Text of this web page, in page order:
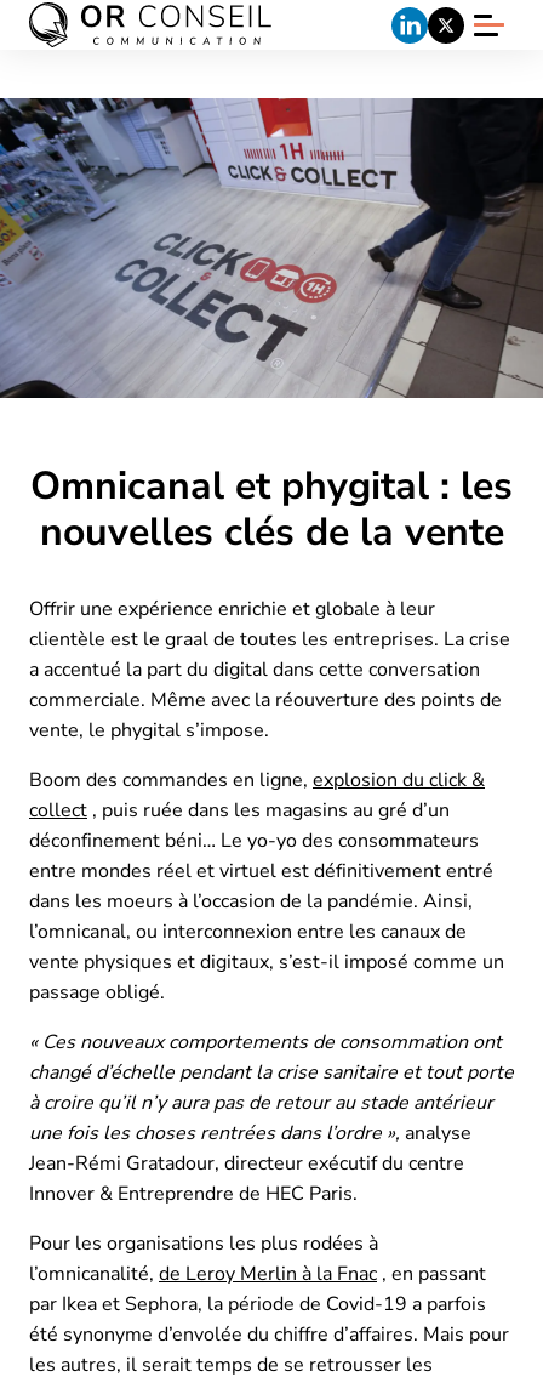
Omnicanal et phygital : les
nouvelles clés de la vente
Offrir une expérience enrichie et globale à leur
clientèle est le graal de toutes les entreprises. La crise
a accentué la part du digital dans cette conversation
commerciale. Même avec la réouverture des points de
vente, le phygital s’impose.
Boom des commandes en ligne, explosion du click &
collect , puis ruée dans les magasins au gré d’un
déconfinement béni… Le yo-yo des consommateurs
entre mondes réel et virtuel est définitivement entré
dans les moeurs à l’occasion de la pandémie. Ainsi,
l’omnicanal, ou interconnexion entre les canaux de
vente physiques et digitaux, s’est-il imposé comme un
passage obligé.
« Ces nouveaux comportements de consommation ont
changé d’échelle pendant la crise sanitaire et tout porte
à croire qu’il n’y aura pas de retour au stade antérieur
une fois les choses rentrées dans l’ordre », analyse
Jean-Rémi Gratadour, directeur exécutif du centre
Innover & Entreprendre de HEC Paris.
Pour les organisations les plus rodées à
l’omnicanalité, de Leroy Merlin à la Fnac , en passant
par Ikea et Sephora, la période de Covid-19 a parfois
été synonyme d’envolée du chiffre d’affaires. Mais pour
les autres, il serait temps de se retrousser les